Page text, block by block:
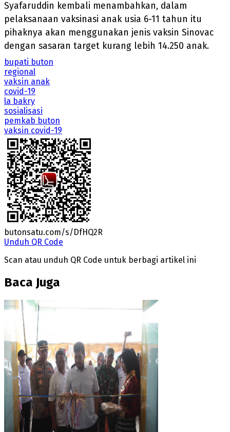
Syafaruddin kembali menambahkan, dalam
pelaksanaan vaksinasi anak usia 6-11 tahun itu
pihaknya akan menggunakan jenis vaksin Sinovac
dengan sasaran target kurang lebih 14.250 anak.
bupati buton
regional
vaksin anak
covid-19
la bakry
sosialisasi
pemkab buton
vaksin covid-19
butonsatu.com/s/DfHQ2R
Unduh QR Code
Scan atau unduh QR Code untuk berbagi artikel ini
Baca Juga